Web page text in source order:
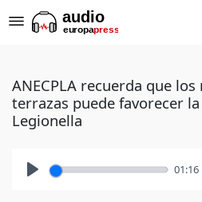
ANECPLA recuerda que
terrazas puede favorecer
Legionella
01:16